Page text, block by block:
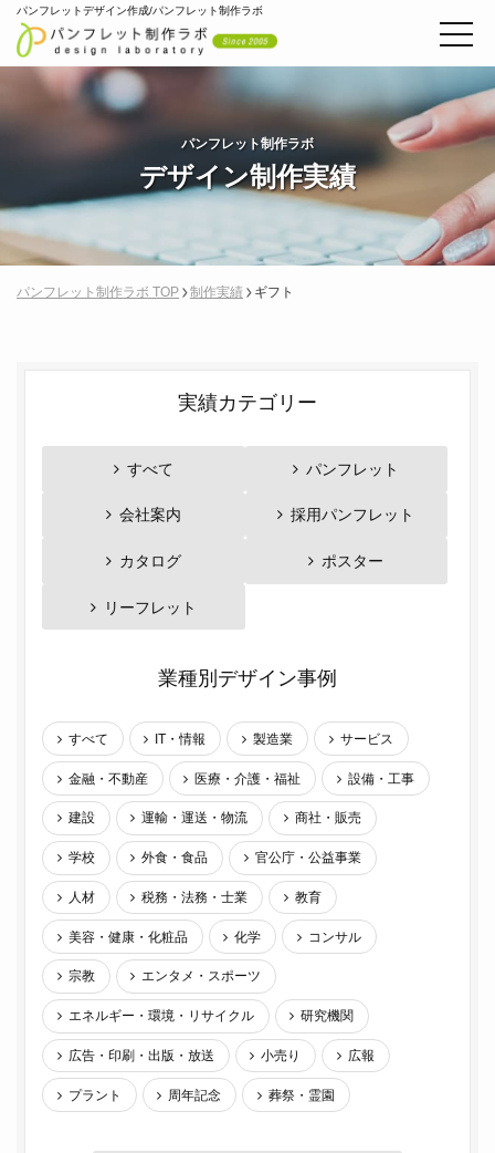
パンフレットデザイン作成/パンフレット制作ラボ
パンフレット制作ラボ
デザイン制作実績
パンフレット制作ラボ TOP 制作実績 ギフト
実績カテゴリー
すべて パンフレット
会社案内 採用パンフレット
カタログ ポスター
リーフレット
業種別デザイン事例
すべて IT・情報 製造業 サービス
金融・不動産 医療・介護・福祉 設備・工事
建設 運輸・運送・物流 商社・販売
学校 外食・食品 官公庁・公益事業
人材 税務・法務・士業 教育
美容・健康・化粧品 化学 コンサル
宗教 エンタメ・スポーツ
エネルギー・環境・リサイクル 研究機関
広告・印刷・出版・放送 小売り 広報
プラント 周年記念 葬祭・霊園